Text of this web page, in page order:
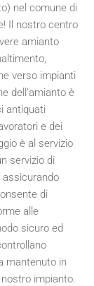
nel comune di
Il nostro centro
amianto
verso impianti
dell'amianto è
antiquati
e dei
è al servizio
servizio di
di
alle
sicuro ed
mantenuto in
impianto.